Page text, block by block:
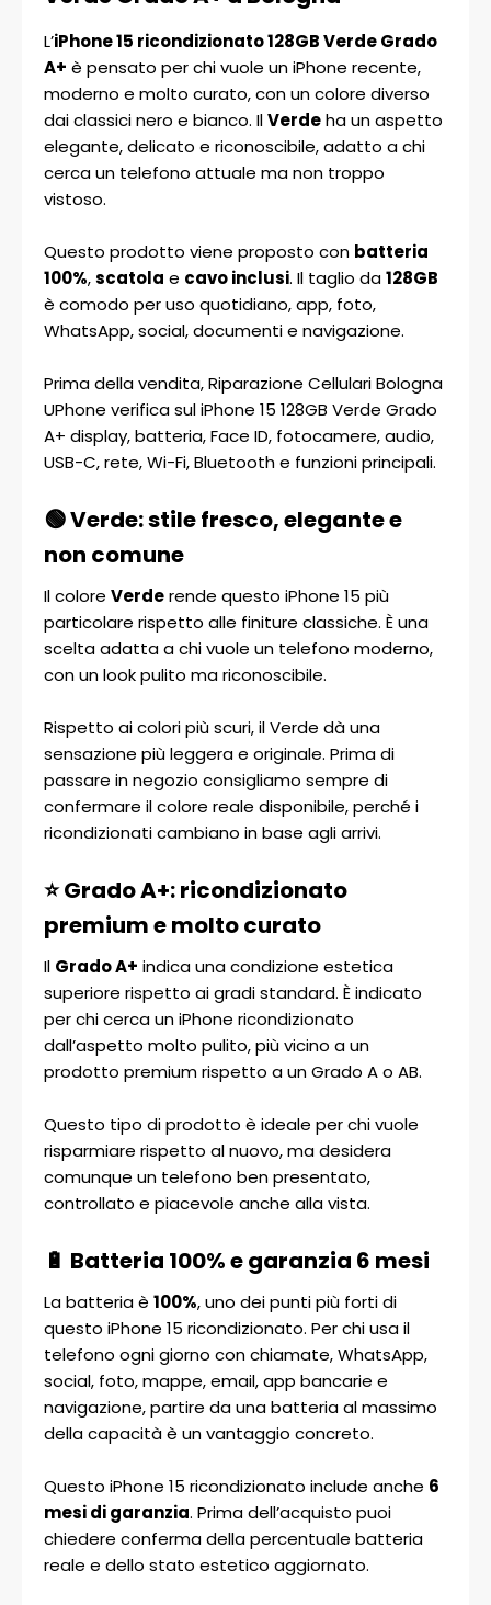
L’iPhone 15 ricondizionato 128GB Verde Grado
A+ è pensato per chi vuole un iPhone recente,
moderno e molto curato, con un colore diverso
dai classici nero e bianco. IlVerdeha un aspetto
elegante, delicato e riconoscibile, adatto a chi
cerca un telefono attuale ma non troppo
vistoso.
Questo prodotto viene proposto con batteria
100%,scatola e cavo inclusi. Il taglio da128GB
è comodo per uso quotidiano, app, foto,
WhatsApp, social, documenti e navigazione.
Prima della vendita, Riparazione Cellulari Bologna
UPhone verifica sul iPhone 15 128GB Verde Grado
A+ display, batteria, Face ID, fotocamere, audio,
USB-C, rete, Wi-Fi, Bluetooth e funzioni principali.
🟢 Verde: stile fresco, elegante e
non comune
Il colore Verderende questo iPhone 15 più
particolare rispetto alle finiture classiche. È una
scelta adatta a chi vuole un telefono moderno,
con un look pulito ma riconoscibile.
Rispetto ai colori più scuri, il Verde dà una
sensazione più leggera e originale. Prima di
passare in negozio consigliamo sempre di
confermare il colore reale disponibile, perché i
ricondizionati cambiano in base agli arrivi.
⭐ Grado A+: ricondizionato
premium e molto curato
Il Grado A+ indica una condizione estetica
superiore rispetto ai gradi standard. È indicato
per chi cerca un iPhone ricondizionato
dall’aspetto molto pulito, più vicino a un
prodotto premium rispetto a un Grado A o AB.
Questo tipo di prodotto è ideale per chi vuole
risparmiare rispetto al nuovo, ma desidera
comunque un telefono ben presentato,
controllato e piacevole anche alla vista.
🔋 Batteria 100% e garanzia 6 mesi
La batteria è 100%, uno dei punti più forti di
questo iPhone 15 ricondizionato. Per chi usa il
telefono ogni giorno con chiamate, WhatsApp,
social, foto, mappe, email, app bancarie e
navigazione, partire da una batteria al massimo
della capacità è un vantaggio concreto.
Questo iPhone 15 ricondizionato include anche 6
mesi di garanzia. Prima dell’acquisto puoi
chiedere conferma della percentuale batteria
reale e dello stato estetico aggiornato.